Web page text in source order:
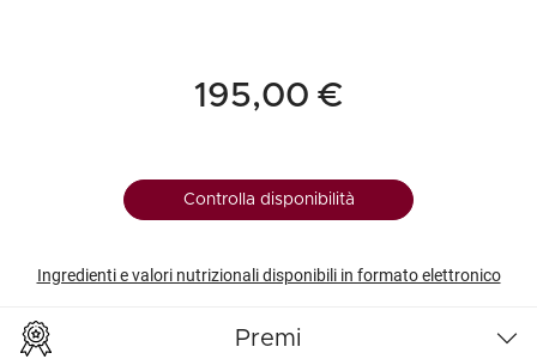
195,00 €
Controlla disponibilità
Ingredienti e valori nutrizionali disponibili in formato elettronico
Premi